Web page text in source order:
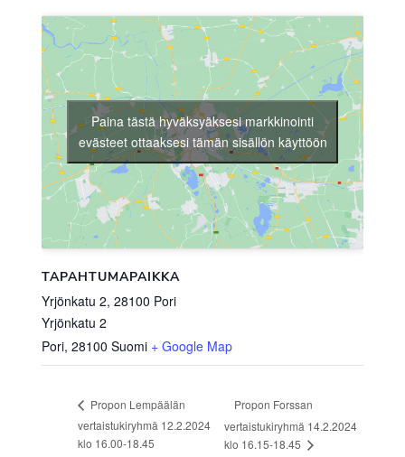
TAPAHTUMAPAIKKA
Yrjönkatu 2, 28100 Pori
Yrjönkatu 2
Pori, 28100 Suomi + Google Map
Paina tästä hyväksyäksesi markkinointi
evästeet ottaaksesi tämän sisällön käyttöön
Propon Lempäälän
vertaistukiryhmä 12.2.2024
klo 16.00-18.45
Propon Forssan
vertaistukiryhmä 14.2.2024
klo 16.15-18.45